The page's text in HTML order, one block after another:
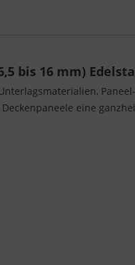
bis 16 mm)
eine